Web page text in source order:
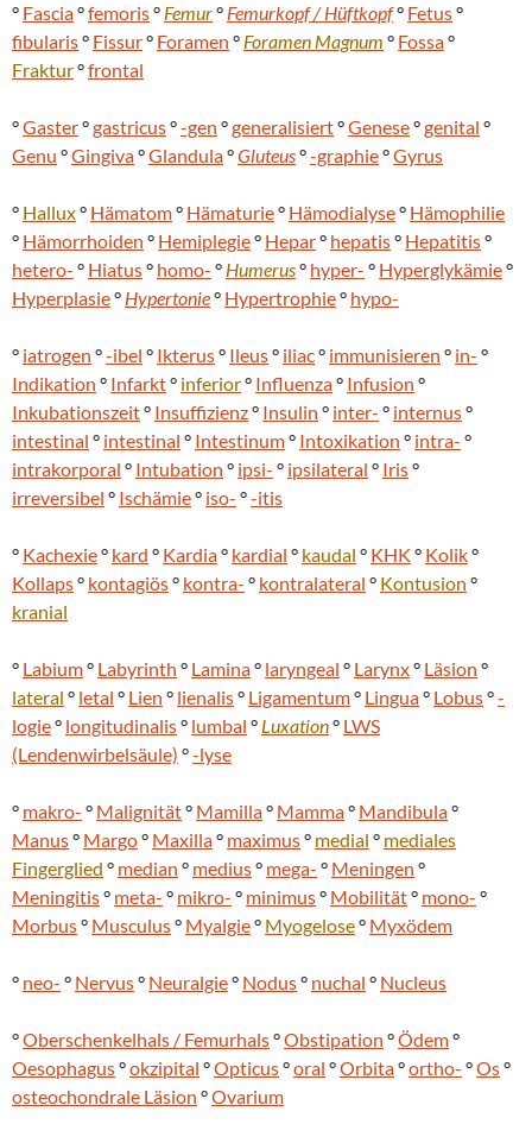
° Fascia°femoris° Femur° Femurkopf / Hüftkopf° Fetus°
fibularis° Fissur° Foramen ° Foramen Magnum ° Fossa°
Fraktur°frontal
°Gaster°gastricus°-gen °generalisiert°Genese°genital °
Genu °Gingiva°Glandula°Gluteus°-graphie°Gyrus
° Hallux° Hämatom° Hämaturie° Hämodialyse° Hämophilie
° Hämorrhoiden ° Hemiplegie° Hepar° hepatis° Hepatitis°
hetero- ° Hiatus° homo- ° Humerus° hyper- ° Hyperglykämie°
Hyperplasie° Hypertonie° Hypertrophie° hypo-
° iatrogen °-ibel ° Ikterus° Ileus° iliac° immunisieren ° in- °
Indikation ° Infarkt° inferior° Influenza° Infusion °
Inkubationszeit° Insuffizienz° Insulin ° inter- ° internus°
intestinal ° intestinal ° Intestinum° Intoxikation ° intra- °
intrakorporal ° Intubation ° ipsi- ° ipsilateral ° Iris°
irreversibel ° Ischämie° iso- °-itis
° Kachexie° kard ° Kardia° kardial ° kaudal ° KHK ° Kolik°
Kollaps° kontagiös° kontra- ° kontralateral ° Kontusion °
kranial
° Labium° Labyrinth ° Lamina° laryngeal ° Larynx° Läsion °
lateral ° letal ° Lien ° lienalis° Ligamentum° Lingua° Lobus°-
logie° longitudinalis° lumbal ° Luxation° LWS
(Lendenwirbelsäule) °-lyse
° makro- ° Malignität° Mamilla° Mamma° Mandibula°
Manus° Margo° Maxilla° maximus° medial ° mediales
Fingerglied ° median ° medius° mega- ° Meningen °
Meningitis° meta- ° mikro- ° minimus° Mobilität° mono- °
Morbus° Musculus° Myalgie° Myogelose° Myxödem
° neo- ° Nervus° Neuralgie° Nodus° nuchal ° Nucleus
°Oberschenkelhals / Femurhals°Obstipation °Ödem°
Oesophagus°okzipital °Opticus°oral °Orbita°ortho- °Os°
osteochondrale Läsion °Ovarium